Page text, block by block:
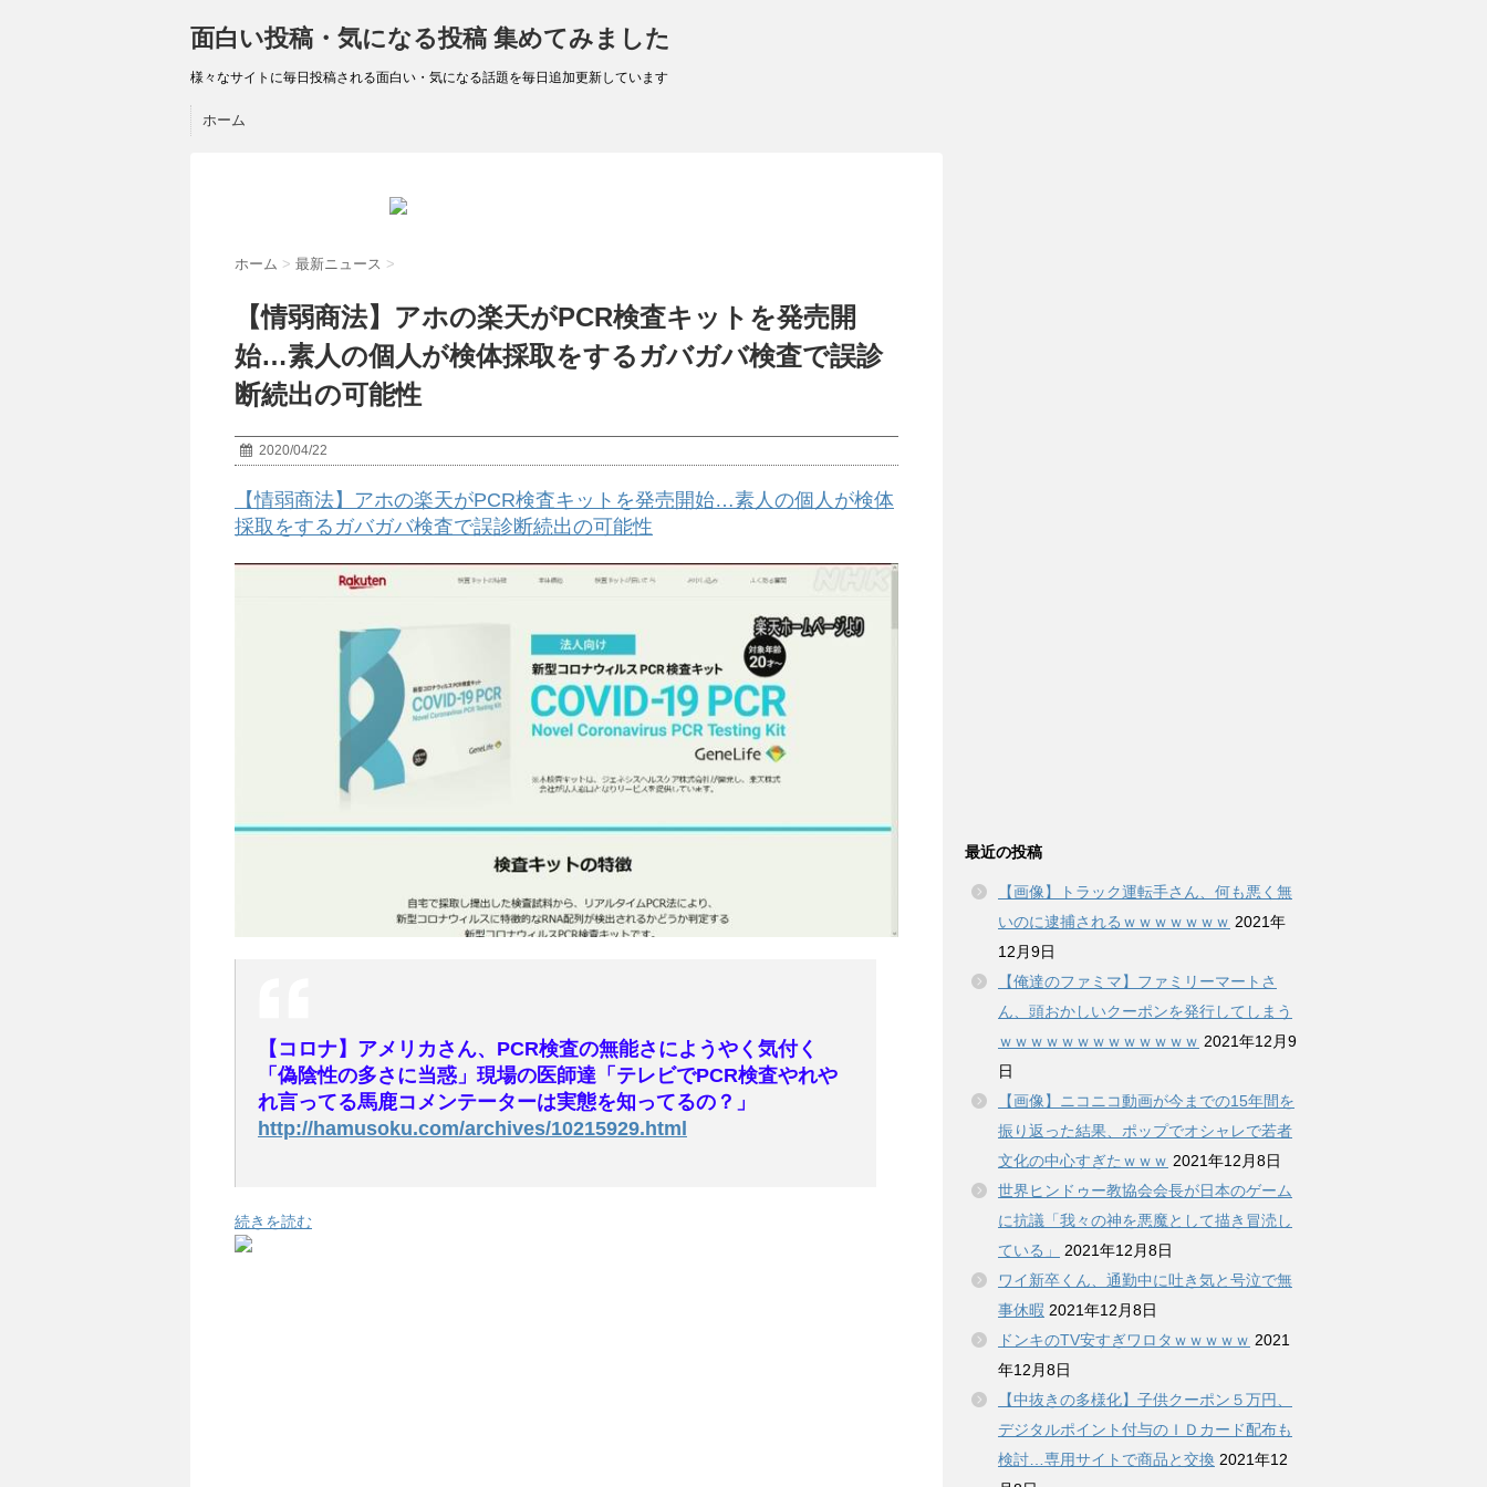
面白い投稿・気になる投稿 集めてみました
様々なサイトに毎日投稿される面白い・気になる話題を毎日追加更新しています
ホーム
ホーム > 最新ニュース >
【情弱商法】アホの楽天がPCR検査キットを発売開
始…素人の個人が検体採取をするガバガバ検査で誤診
断続出の可能性
2020/04/22
【情弱商法】アホの楽天がPCR検査キットを発売開始…素人の個人が検体
採取をするガバガバ検査で誤診断続出の可能性
【コロナ】アメリカさん、PCR検査の無能さにようやく気付く
「偽陰性の多さに当惑」現場の医師達「テレビでPCR検査やれや
れ言ってる馬鹿コメンテーターは実態を知ってるの？」
http://hamusoku.com/archives/10215929.html
続きを読む
最近の投稿
【画像】トラック運転手さん、何も悪く無
いのに逮捕されるｗｗｗｗｗｗｗ 2021年
12月9日
【俺達のファミマ】ファミリーマートさ
ん、頭おかしいクーポンを発行してしまう
ｗｗｗｗｗｗｗｗｗｗｗｗｗ 2021年12月9
日
【画像】ニコニコ動画が今までの15年間を
振り返った結果、ポップでオシャレで若者
文化の中心すぎたｗｗｗ 2021年12月8日
世界ヒンドゥー教協会会長が日本のゲーム
に抗議「我々の神を悪魔として描き冒涜し
ている」
2021年12月8日
ワイ新卒くん、通勤中に吐き気と号泣で無
事休暇 2021年12月8日
ドンキのTV安すぎワロタｗｗｗｗｗ 2021
年12月8日
【中抜きの多様化】子供クーポン５万円、
デジタルポイント付与のＩＤカード配布も
検討…専用サイトで商品と交換 2021年12